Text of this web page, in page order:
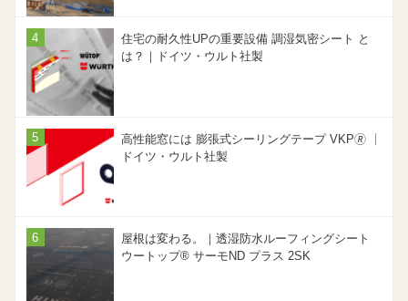
住宅の耐久性UPの重要設備 調湿気密シート と
は？｜ドイツ・ウルト社製
高性能窓には 膨張式シーリングテープ VKP🄬 ｜
ドイツ・ウルト社製
屋根は変わる。｜透湿防水ルーフィングシート
ウートップ® サーモND プラス 2SK